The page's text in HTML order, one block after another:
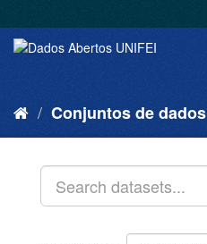
Conjuntos de dados